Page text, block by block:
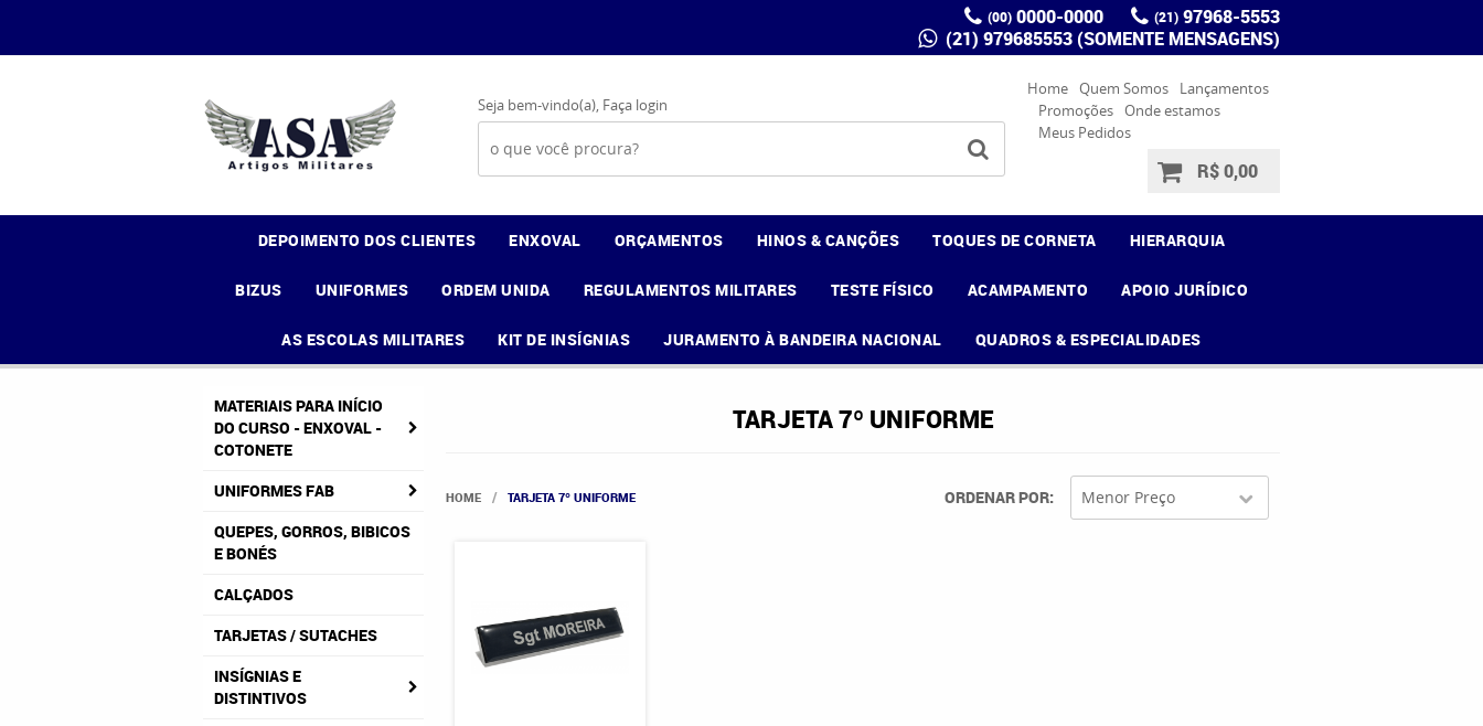
(00) 0000-0000 (21) 97968-5553
(21) 979685553 (SOMENTE MENSAGENS)
Seja bem-vindo(a), Faça login
Home Quem Somos
Lançamentos
Promoções Onde estamos
Meus Pedidos
R$ 0,00
DEPOIMENTO DOS CLIENTES ENXOVAL ORÇAMENTOS HINOS & CANÇÕES TOQUES DE CORNETA HIERARQUIA
BIZUS UNIFORMES ORDEM UNIDA REGULAMENTOS MILITARES TESTE FÍSICO ACAMPAMENTO APOIO JURÍDICO
AS ESCOLAS MILITARES KIT DE INSÍGNIAS JURAMENTO À BANDEIRA NACIONAL QUADROS & ESPECIALIDADES
MATERIAIS PARA INÍCIO
DO CURSO - ENXOVAL -
COTONETE
UNIFORMES FAB
QUEPES, GORROS, BIBICOS
E BONÉS
CALÇADOS
TARJETAS / SUTACHES
INSÍGNIAS E
DISTINTIVOS
TARJETA 7º UNIFORME
HOME TARJETA 7º UNIFORME ORDENAR POR Menor Preço